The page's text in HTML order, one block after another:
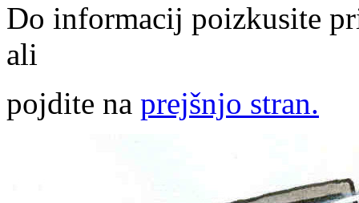
Do informacij poizkusite
ali
pojdite na prejšnjo stran.